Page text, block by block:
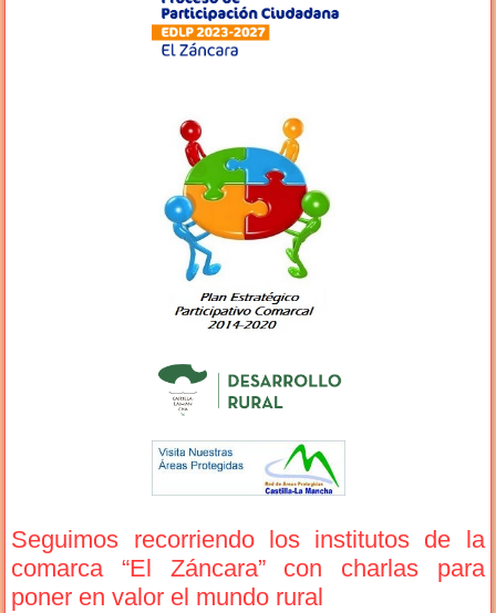
Seguimos recorriendo los institutos de la
comarca “El Záncara” con charlas para
poner en valor el mundo rural